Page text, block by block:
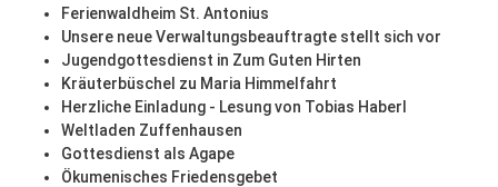
Ferienwaldheim St. Antonius
Unsere neue Verwaltungsbeauftragte stellt sich vor
Jugendgottesdienst in Zum Guten Hirten
Kräuterbüschel zu Maria Himmelfahrt
Herzliche Einladung - Lesung von Tobias Haberl
Weltladen Zuffenhausen
Gottesdienst als Agape
Ökumenisches Friedensgebet